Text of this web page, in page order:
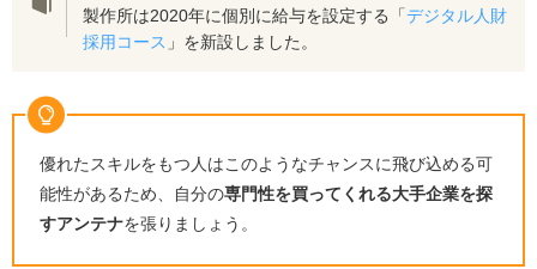
製作所は2020年に個別に給与を設定する「デジタル人財
採用コース 」を新設しました。
優れたスキルをもつ人はこのようなチャンスに飛び込める可
能性があるため、自分の専門性を買ってくれる大手企業を探
すアンテナを張りましょう。